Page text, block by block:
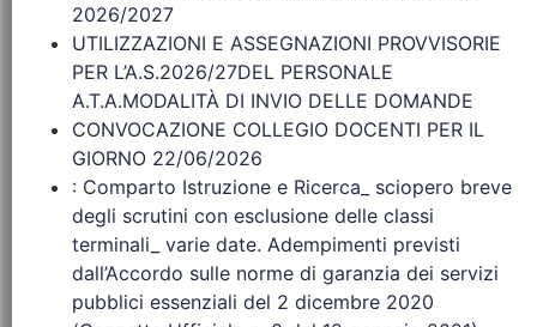
2026/2027
UTILIZZAZIONI E ASSEGNAZIONI PROVVISORIE
PER L’A.S.2026/27DEL PERSONALE
A.T.A.MODALITÀ DI INVIO DELLE DOMANDE
CONVOCAZIONE COLLEGIO DOCENTI PER IL
GIORNO 22/06/2026
: Comparto Istruzione e Ricerca_ sciopero breve
degli scrutini con esclusione delle classi
terminali_ varie date. Adempimenti previsti
dall’Accordo sulle norme di garanzia dei servizi
pubblici essenziali del 2 dicembre 2020